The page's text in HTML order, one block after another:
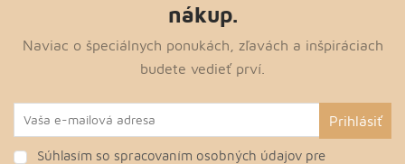
nákup.
Naviac o špeciálnych ponukách, zľavách a inšpiráciach
budete vedieť prví.
Súhlasím so spracovaním osobných údajov pre